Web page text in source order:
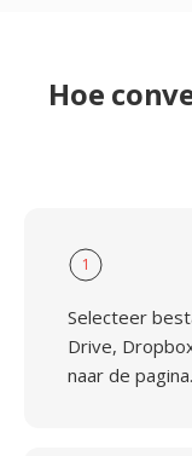
Hoe
1
Selecteer
Drive,
naar de pagina.